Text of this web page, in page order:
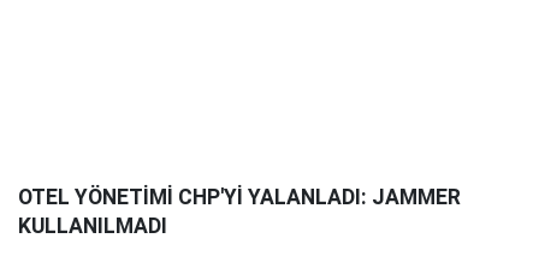
OTEL YÖNETİMİ CHP'Yİ YALANLADI: JAMMER
KULLANILMADI